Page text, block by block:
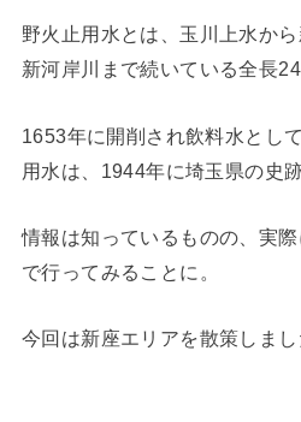
野火止用水とは、玉川上水か
新河岸川まで続いている全長
1653年に開削され飲料水とし
用水は、1944年に埼玉県の史
情報は知っているものの、実
で行ってみることに。
今回は新座エリアを散策しまし